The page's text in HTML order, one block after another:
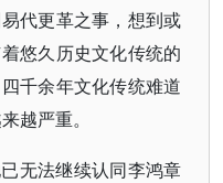
代更革之事，想到或
悠久历史文化传统的
千余年文化传统难道
越严重。
无法继续认同李鸿章